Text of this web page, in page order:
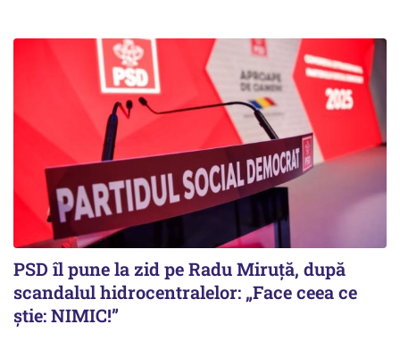
PSD îl pune la zid pe Radu Miruță, după
scandalul hidrocentralelor: „Face ceea ce
știe: NIMIC!”